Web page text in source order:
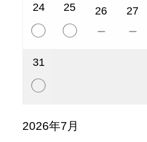
￥18,000 / 3 名
￥22,000 / 4 名
5名以上でのご利用は1名増えるご
※5名以上でのご利用ご希望の方へ
なっています。また、アウトドア
24
◯
25
◯
26
－
27
－
31
◯
2026年7月